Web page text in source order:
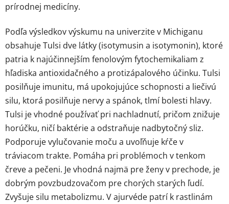
prírodnej medicíny.
Podľa výsledkov výskumu na univerzite v Michiganu
obsahuje Tulsi dve látky (isotymusin a isotymonin), ktoré
patria k najúčinnejším fenolovým fytochemikaliam z
hľadiska antioxidačného a protizápalového účinku. Tulsi
posilňuje imunitu, má upokojujúce schopnosti a liečivú
silu, ktorá posilňuje nervy a spánok, tlmí bolesti hlavy.
Tulsi je vhodné používať pri nachladnutí, pričom znižuje
horúčku, ničí baktérie a odstraňuje nadbytočný sliz.
Podporuje vylučovanie moču a uvoľňuje kŕče v
tráviacom trakte. Pomáha pri problémoch v tenkom
čreve a pečeni. Je vhodná najmä pre ženy v prechode, je
dobrým povzbudzovačom pre chorých starých ľudí.
Zvyšuje silu metabolizmu. V ajurvéde patrí k rastlinám